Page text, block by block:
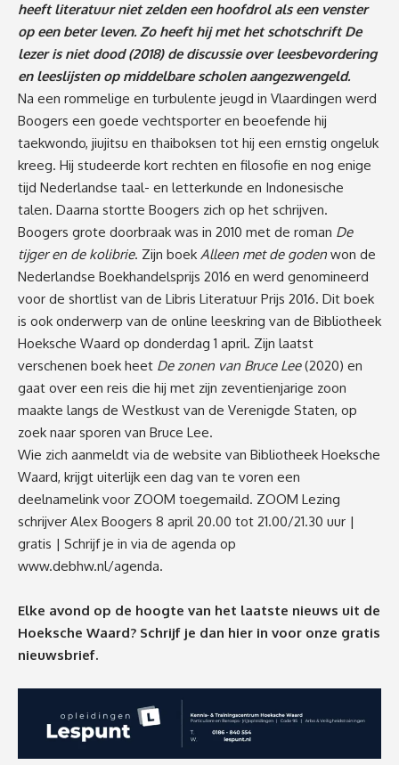
heeft literatuur niet zelden een hoofdrol als een venster
op een beter leven. Zo heeft hij met het schotschrift De
lezer is niet dood (2018) de discussie over leesbevordering
en leeslijsten op middelbare scholen aangezwengeld.
Na een rommelige en turbulente jeugd in Vlaardingen werd
Boogers een goede vechtsporter en beoefende hij
taekwondo, jiujitsu en thaiboksen tot hij een ernstig ongeluk
kreeg. Hij studeerde kort rechten en filosofie en nog enige
tijd Nederlandse taal- en letterkunde en Indonesische
talen. Daarna stortte Boogers zich op het schrijven.
Boogers grote doorbraak was in 2010 met de roman De
tijger en de kolibrie. Zijn boek Alleen met de goden won de
Nederlandse Boekhandelsprijs 2016 en werd genomineerd
voor de shortlist van de Libris Literatuur Prijs 2016. Dit boek
is ook onderwerp van de online leeskring van de Bibliotheek
Hoeksche Waard op donderdag 1 april. Zijn laatst
verschenen boek heet De zonen van Bruce Lee(2020) en
gaat over een reis die hij met zijn zeventienjarige zoon
maakte langs de Westkust van de Verenigde Staten, op
zoek naar sporen van Bruce Lee.
Wie zich aanmeldt via de website van Bibliotheek Hoeksche
Waard, krijgt uiterlijk een dag van te voren een
deelnamelink voor ZOOM toegemaild. ZOOM Lezing
schrijver Alex Boogers 8 april 20.00 tot 21.00/21.30 uur |
gratis | Schrijf je in via de agenda op
www.debhw.nl/agenda.
Elke avond op de hoogte van het laatste nieuws uit de
Hoeksche Waard? Schrijf je dan hier in voor onze gratis
nieuwsbrief.